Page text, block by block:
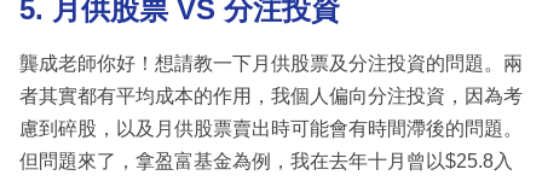
5. 月供股票 VS 分注投資
龔成老師你好！想請教一下月供股票及分注投資的問題。兩
者其實都有平均成本的作用，我個人偏向分注投資，因為考
慮到碎股，以及月供股票賣出時可能會有時間滯後的問題。
但問題來了，拿盈富基金為例，我在去年十月曾以$25.8入